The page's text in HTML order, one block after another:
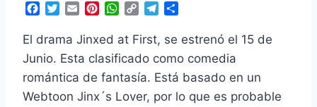
c
e
b
o
o
i
t
t
e
r
a
l
n
e
r
e
W
a
t
s
A
p
C
p
y
L
i
n
e
g
r
a
m
a
t
El drama Jinxed at First, se estrenó el 15 de
Junio. Esta clasificado como comedia
romántica de fantasía. Está basado en un
Webtoon Jinx´s Lover, por lo que es probable